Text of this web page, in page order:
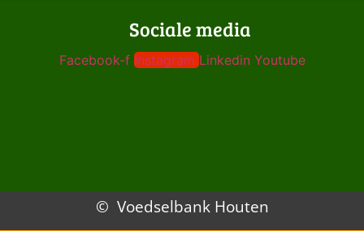
Sociale media
Facebook-f Instagram Linkedin Youtube
© Voedselbank Houten